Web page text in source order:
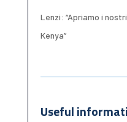
Lenzi: “Apriamo i
Kenya”
Useful